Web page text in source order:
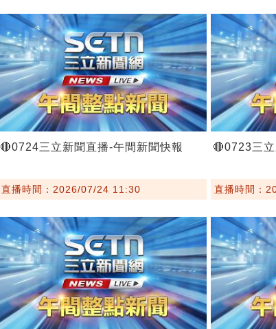
🔴0724三立新聞直播-午間新聞快報
直播時間：2026/07/24 11:30
🔴0723三
直播時間：